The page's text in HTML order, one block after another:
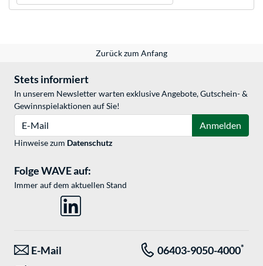
Zurück zum Anfang
Stets informiert
In unserem Newsletter warten exklusive Angebote, Gutschein- &
Gewinnspielaktionen auf Sie!
Anmelden
Hinweise zum Datenschutz
Folge WAVE auf:
Immer auf dem aktuellen Stand
E-Mail 06403-9050-4000*